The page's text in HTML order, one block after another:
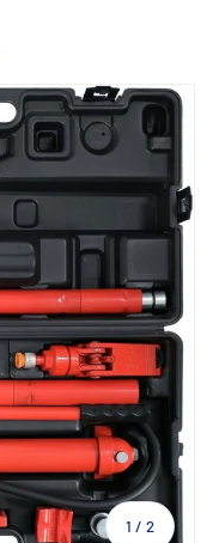
1 / de
2